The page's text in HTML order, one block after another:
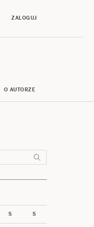
ZALOGUJ
O AUTORZE
S S